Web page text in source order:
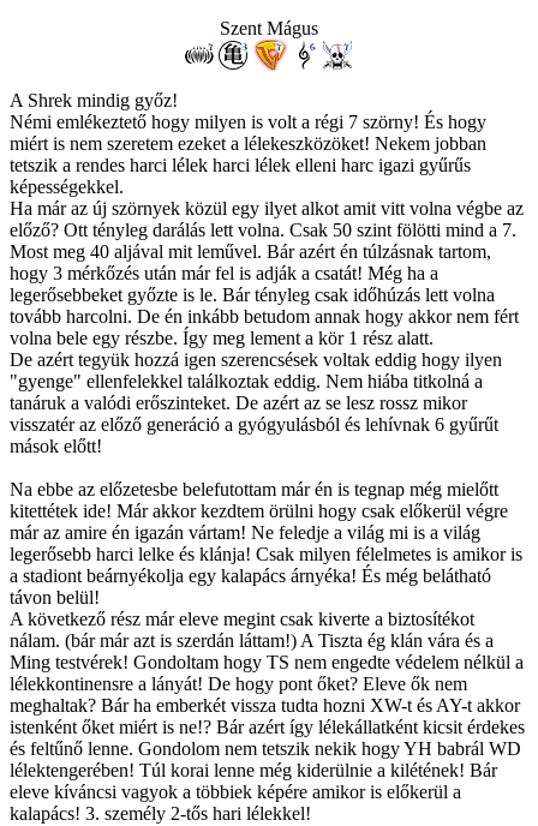
Szent Mágus
A Shrek mindig győz!
Némi emlékeztető hogy milyen is volt a régi 7 szörny! És hogy
miért is nem szeretem ezeket a lélekeszközöket! Nekem jobban
tetszik a rendes harci lélek harci lélek elleni harc igazi gyűrűs
képességekkel.
Ha már az új szörnyek közül egy ilyet alkot amit vitt volna végbe az
előző? Ott tényleg darálás lett volna. Csak 50 szint fölötti mind a 7.
Most meg 40 aljával mit leművel. Bár azért én túlzásnak tartom,
hogy 3 mérkőzés után már fel is adják a csatát! Még ha a
legerősebbeket győzte is le. Bár tényleg csak időhúzás lett volna
tovább harcolni. De én inkább betudom annak hogy akkor nem fért
volna bele egy részbe. Így meg lement a kör 1 rész alatt.
De azért tegyük hozzá igen szerencsések voltak eddig hogy ilyen
"gyenge" ellenfelekkel találkoztak eddig. Nem hiába titkolná a
tanáruk a valódi erőszinteket. De azért az se lesz rossz mikor
visszatér az előző generáció a gyógyulásból és lehívnak 6 gyűrűt
mások előtt!
Na ebbe az előzetesbe belefutottam már én is tegnap még mielőtt
kitettétek ide! Már akkor kezdtem örülni hogy csak előkerül végre
már az amire én igazán vártam! Ne feledje a világ mi is a világ
legerősebb harci lelke és klánja! Csak milyen félelmetes is amikor is
a stadiont beárnyékolja egy kalapács árnyéka! És még belátható
távon belül!
A következő rész már eleve megint csak kiverte a biztosítékot
nálam. (bár már azt is szerdán láttam!) A Tiszta ég klán vára és a
Ming testvérek! Gondoltam hogy TS nem engedte védelem nélkül a
lélekkontinensre a lányát! De hogy pont őket? Eleve ők nem
meghaltak? Bár ha emberkét vissza tudta hozni XW-t és AY-t akkor
istenként őket miért is ne!? Bár azért így lélekállatként kicsit érdekes
és feltűnő lenne. Gondolom nem tetszik nekik hogy YH babrál WD
lélektengerében! Túl korai lenne még kiderülnie a kilétének! Bár
eleve kíváncsi vagyok a többiek képére amikor is előkerül a
kalapács! 3. személy 2-tős hari lélekkel!